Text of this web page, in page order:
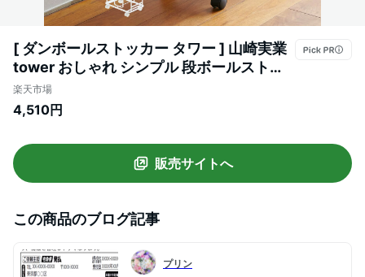
[ ダンボールストッカー タワー ] 山崎実業
tower おしゃれ シンプル 段ボールストッ
カー スリム ダンボール収納 段ボール 収納
ストッカー スタンド ラック ホワイト ブラ
楽天市場
4,510円
販売サイトへ
この商品のブログ記事
プリン